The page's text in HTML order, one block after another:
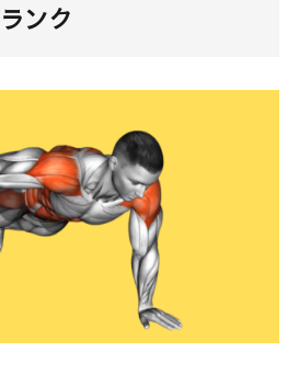
ンク